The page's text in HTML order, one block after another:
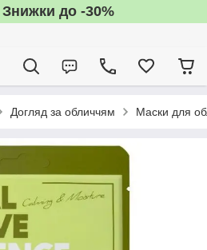
Знижки до -30%
Догляд за обличчям Маски для